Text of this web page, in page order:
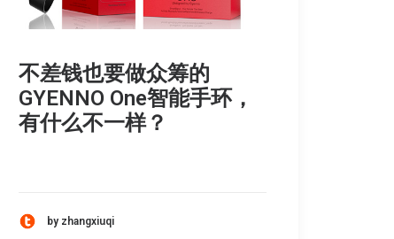
不差钱也要做众筹的
GYENNO One智能手环，
有什么不一样？
by zhangxiuqi